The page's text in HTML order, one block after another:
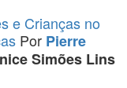
e Crianças no
Por Pierre
Simões Lins